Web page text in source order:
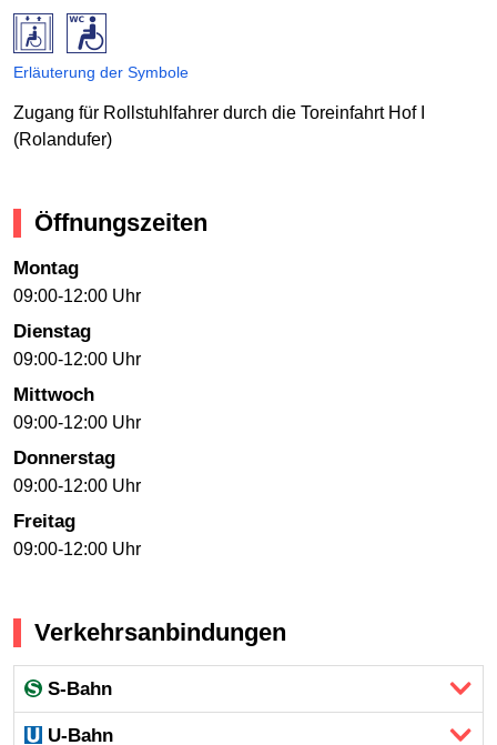
Erläuterung der Symbole
Zugang für Rollstuhlfahrer durch die Toreinfahrt Hof I
(Rolandufer)
Öffnungszeiten
Montag
09:00-12:00 Uhr
Dienstag
09:00-12:00 Uhr
Mittwoch
09:00-12:00 Uhr
Donnerstag
09:00-12:00 Uhr
Freitag
09:00-12:00 Uhr
Verkehrsanbindungen
S-Bahn
U-Bahn